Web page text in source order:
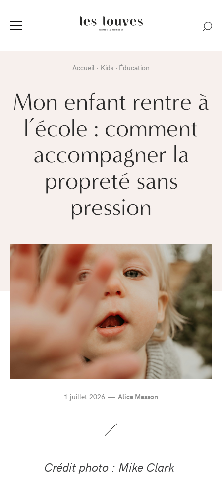
Accueil Kids Éducation
Mon enfant rentre à
l’école : comment
accompagner la
propreté sans
pression
1 juillet 2026 Alice Masson
Crédit photo : Mike Clark